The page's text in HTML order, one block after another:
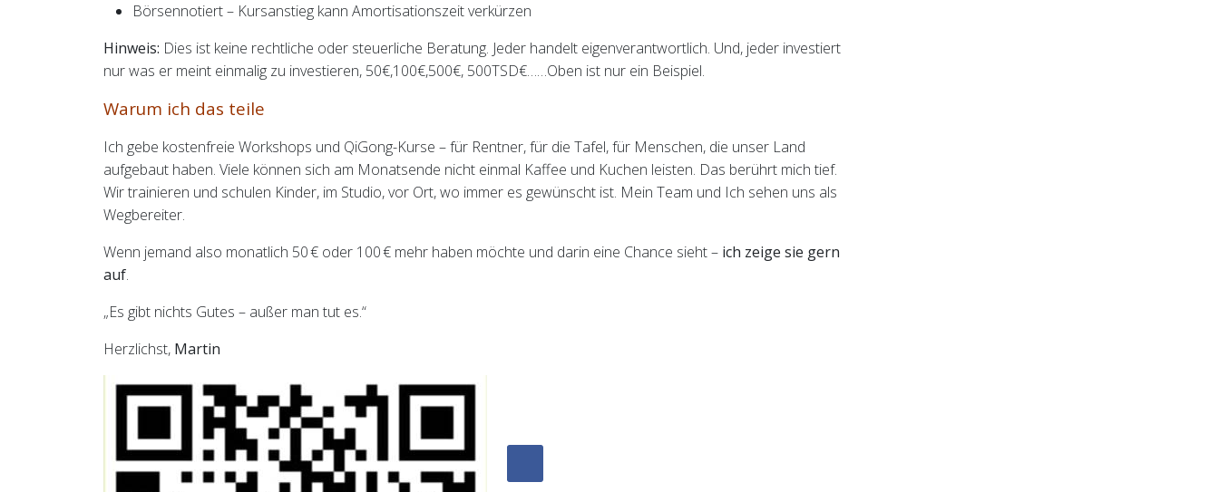
Börsennotiert – Kursanstieg kann Amortisationszeit verkürzen
Hinweis: Dies ist keine rechtliche oder steuerliche Beratung. Jeder handelt eigenverantwortlich. Und, jeder investiert
nur was er meint einmalig zu investieren, 50€,100€,500€, 500TSD€……Oben ist nur ein Beispiel.
Warum ich das teile
Ich gebe kostenfreie Workshops und QiGong-Kurse – für Rentner, für die Tafel, für Menschen, die unser Land
aufgebaut haben. Viele können sich am Monatsende nicht einmal Kaffee und Kuchen leisten. Das berührt mich tief.
Wir trainieren und schulen Kinder, im Studio, vor Ort, wo immer es gewünscht ist. Mein Team und Ich sehen uns als
Wegbereiter.
Wenn jemand also monatlich 50 € oder 100 € mehr haben möchte und darin eine Chance sieht – ich zeige sie gern
auf.
„Es gibt nichts Gutes – außer man tut es.“
Herzlichst, Martin